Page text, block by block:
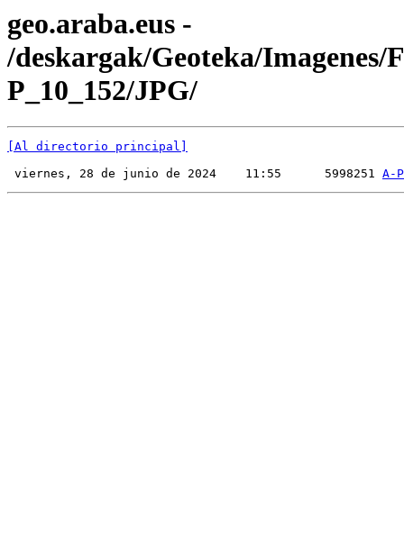
geo.araba.eus -
/deskargak/Geoteka/Imagenes/
P_10_152/JPG/
[Al directorio principal]
viernes, 28 de junio de 2024    11:55      5998251 A-